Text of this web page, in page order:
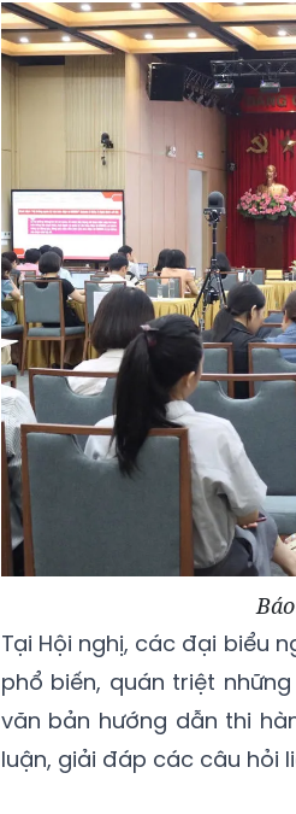
Tại Hội nghị, các đại biểu
phổ biến, quán triệt
văn bản hướng dẫn thi
luận, giải đáp các câu hỏi